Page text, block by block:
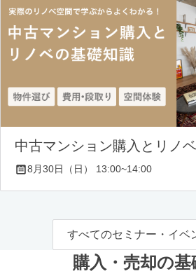
中古マンション購入とリノ
8月30日（日） 13:00~14:00
すべてのセミナー・イベ
購入・売却の基